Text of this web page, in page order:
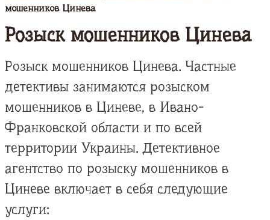
мошенников Цинева
Розыск мошенников Цинева
Розыск мошенников Цинева. Частные
детективы занимаются розыском
мошенников в Циневе, в Ивано-
Франковской области и по всей
территории Украины. Детективное
агентство по розыску мошенников в
Циневе включает в себя следующие
услуги: